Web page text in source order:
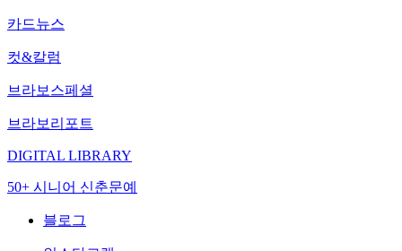
카드뉴스
컷&칼럼
브라보스페셜
브라보리포트
DIGITAL LIBRARY
50+ 시니어 신춘문예
블로그